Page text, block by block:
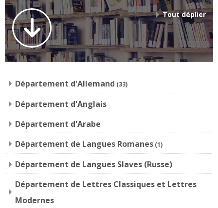
Tout déplier
Département d'Allemand (33)
Département d'Anglais
Département d'Arabe
Département de Langues Romanes (1)
Département de Langues Slaves (Russe)
Département de Lettres Classiques et Lettres
Modernes